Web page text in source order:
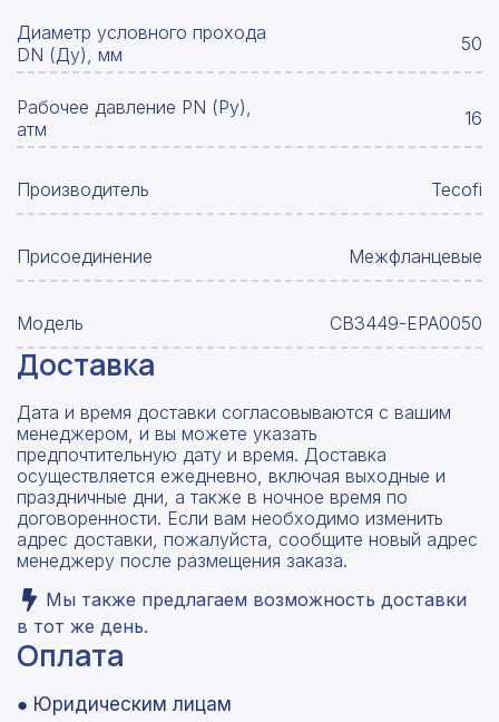
Диаметр условного прохода
DN (Ду), мм
50
Рабочее давление PN (Ру),
атм
16
Производитель Tecofi
Присоединение Межфланцевые
Модель CB3449-EPA0050
Доставка
Дата и время доставки согласовываются с вашим
менеджером, и вы можете указать
предпочтительную дату и время. Доставка
осуществляется ежедневно, включая выходные и
праздничные дни, а также в ночное время по
договоренности. Если вам необходимо изменить
адрес доставки, пожалуйста, сообщите новый адрес
менеджеру после размещения заказа.
Мы также предлагаем возможность доставки
в тот же день.
Оплата
● Юридическим лицам